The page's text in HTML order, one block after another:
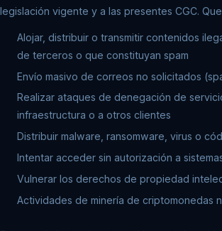
legislación vigente y a las presentes CGC.
Alojar, distribuir o transmitir contenidos
de terceros o que constituyan spam
Envío masivo de correos no solicitados
Realizar ataques de denegación de
infraestructura o a otros clientes
Distribuir malware, ransomware, virus o
Intentar acceder sin autorización a
Vulnerar los derechos de propiedad
Actividades de minería de criptomonedas